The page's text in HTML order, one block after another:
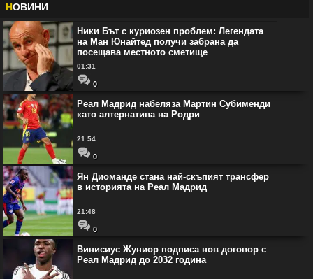
НОВИНИ
Ники Бът с куриозен проблем: Легендата
на Ман Юнайтед получи забрана да
посещава местното сметище
01:31
0
Реал Мадрид набеляза Мартин Субименди
като алтернатива на Родри
21:54
0
Ян Диоманде стана най-скъпият трансфер
в историята на Реал Мадрид
21:48
0
Винисиус Жуниор подписа нов договор с
Реал Мадрид до 2032 година